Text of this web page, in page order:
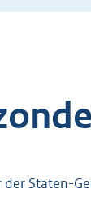
der Staten-